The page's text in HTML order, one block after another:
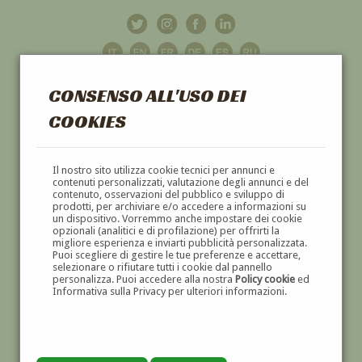
CONSENSO ALL'USO DEI
COOKIES
Il nostro sito utilizza cookie tecnici per annunci e
contenuti personalizzati, valutazione degli annunci e del
contenuto, osservazioni del pubblico e sviluppo di
prodotti, per archiviare e/o accedere a informazioni su
un dispositivo. Vorremmo anche impostare dei cookie
opzionali (analitici e di profilazione) per offrirti la
migliore esperienza e inviarti pubblicità personalizzata.
Puoi scegliere di gestire le tue preferenze e accettare,
selezionare o rifiutare tutti i cookie dal pannello
personalizza. Puoi accedere alla nostra Policy cookieed
Informativa sulla Privacy per ulteriori informazioni.
GALLERIAD'ARTE
DIPINTI E SCULTURE '800 E '900